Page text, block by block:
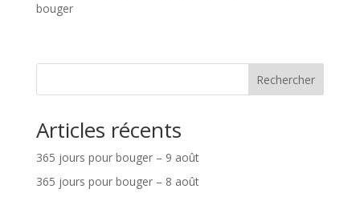
bouger
Rechercher
Articles récents
365 jours pour bouger – 9 août
365 jours pour bouger – 8 août